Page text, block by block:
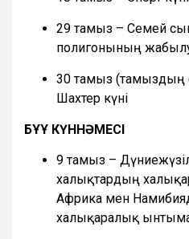
29 тамыз – Семей
полигонының
30 тамыз (тамыздың
Шахтер күні
БҰҰ КҮННӘМЕСІ
9 тамыз –
халықтардың
Африка мен
халықаралық